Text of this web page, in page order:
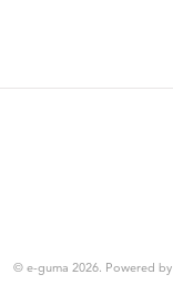
© e-guma 2026. Powered by